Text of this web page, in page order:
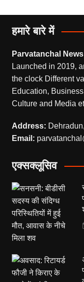
हमारे बारे में
Parvatanchal News
Launched in 2019,
the clock Different
Education,
Culture and Media
Address:
Email:
एक्सक्लूसिव